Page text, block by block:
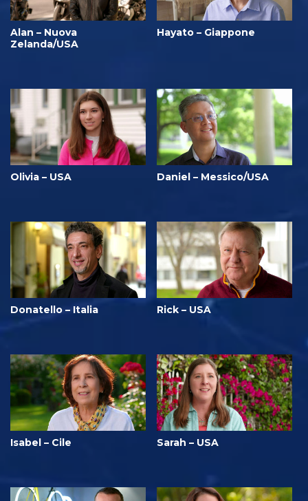
Alan – Nuova
Zelanda/USA
Hayato – Giappone
Olivia – USA Daniel – Messico/USA
Donatello – Italia Rick – USA
Isabel – Cile Sarah – USA